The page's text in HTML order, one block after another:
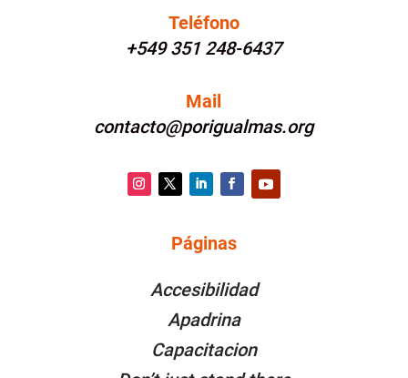
Teléfono
+549 351 248-6437
Mail
contacto@porigualmas.org
Facebook
Páginas
Accesibilidad
Apadrina
Capacitacion